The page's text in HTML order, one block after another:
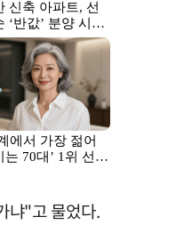
냐"고 물었다.